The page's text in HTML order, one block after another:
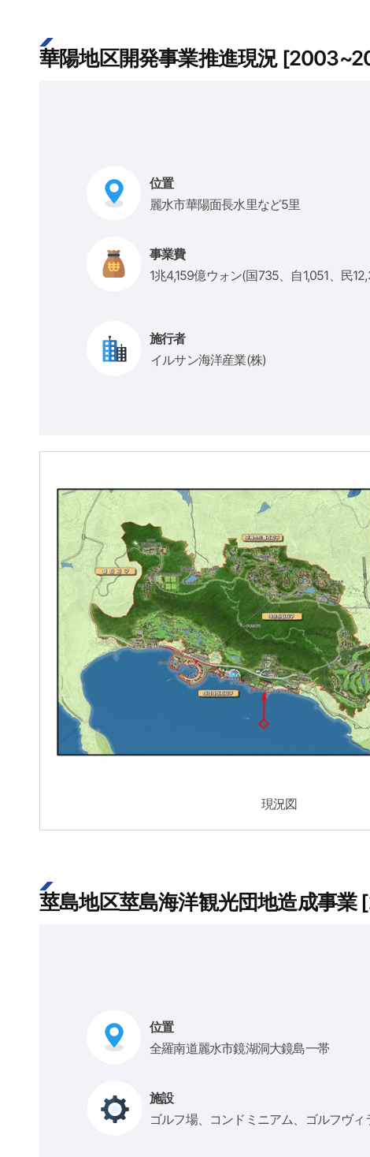
華陽地区開発事業推進現況
位置
麗水市華陽面長水里など5里
事業費
1兆4,159億ウォン(国735、自1,051、民
施行者
イルサン海洋産業(株)
現況図
莖島地区莖島海洋観光団地造成事業
位置
全羅南道麗水市鏡湖洞大鏡島一帯
施設
ゴルフ場、コンドミニアム、ゴルフヴ